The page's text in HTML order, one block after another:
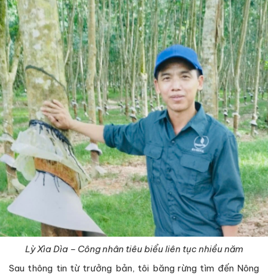
Lỳ Xìa Dìa – Công nhân tiêu biểu liên tục nhiều năm
Sau thông tin từ trưởng bản, tôi băng rừng tìm đến Nông